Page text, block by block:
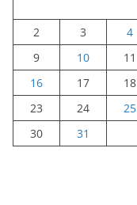
2
3 4
9
10 11
16
17 18
23
24 25
30
31